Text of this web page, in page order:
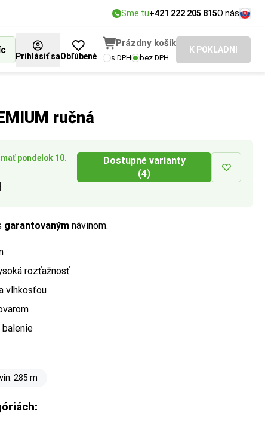
Sme tu+421 222 205 815O nás
Prihlásiť saObľúbené
Prázdny košík
s DPH bez DPH
K POKLADNI
ručná
pondelok 10.
Dostupné varianty
(4)
garantovaným návinom.
rozťažnosť
vlhkosťou
285 m
proti